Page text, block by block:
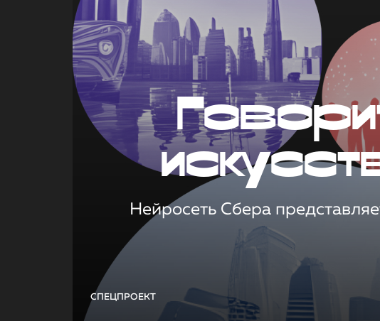
СПЕЦПРОЕКТ
Нейросеть Сбера